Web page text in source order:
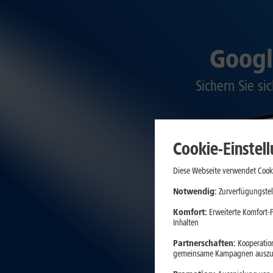
Sichern Sie
Cookie-
Diese Webseite verwendet
Notwendig:
Komfort: Erweiterte
Inhalten
Partnerschaften:
gemeinsame Kampagnen